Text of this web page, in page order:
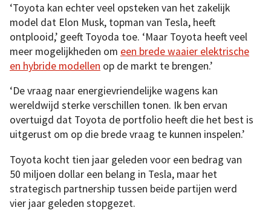
‘Toyota kan echter veel opsteken van het zakelijk
model dat Elon Musk, topman van Tesla, heeft
ontplooid,’ geeft Toyoda toe. ‘Maar Toyota heeft veel
meer mogelijkheden om een brede waaier elektrische
en hybride modellen op de markt te brengen.’
‘De vraag naar energievriendelijke wagens kan
wereldwijd sterke verschillen tonen. Ik ben ervan
overtuigd dat Toyota de portfolio heeft die het best is
uitgerust om op die brede vraag te kunnen inspelen.’
Toyota kocht tien jaar geleden voor een bedrag van
50 miljoen dollar een belang in Tesla, maar het
strategisch partnership tussen beide partijen werd
vier jaar geleden stopgezet.